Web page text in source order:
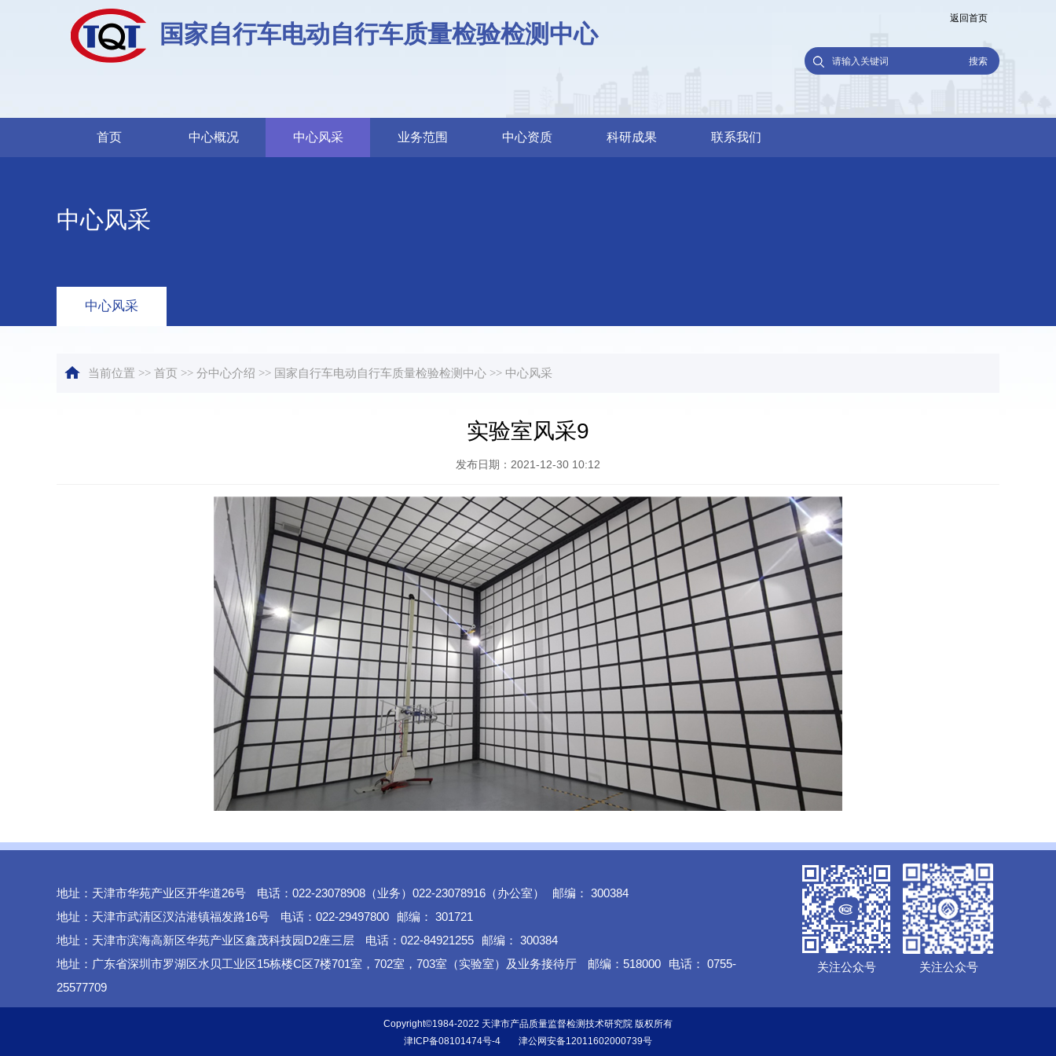
国家自行车电动自行车质量检验检测中心
返回首页
首页 中心概况 中心风采 业务范围 中心资质 科研成果 联系我们
中心风采
中心风采
当前位置 >> 首页 >> 分中心介绍 >> 国家自行车电动自行车质量检验检测中心 >> 中心风采
实验室风采9
发布日期：2021-12-30 10:12
地址：天津市华苑产业区开华道26号 电话：022-23078908（业务）022-23078916（办公室）
邮编： 300384
地址：天津市武清区汊沽港镇福发路16号
电话：022-29497800
邮编： 301721
地址：天津市滨海高新区华苑产业区鑫茂科技园D2座三层
电话：022-84921255
邮编： 300384
地址：广东省深圳市罗湖区水贝工业区15栋楼C区7楼701室，702室，703室（实验室）及业务接待厅
邮编：518000
电话： 0755-
25577709
关注公众号
关注公众号
Copyright©1984-2022 天津市产品质量监督检测技术研究院 版权所有
津ICP备08101474号-4
津公网安备12011602000739号